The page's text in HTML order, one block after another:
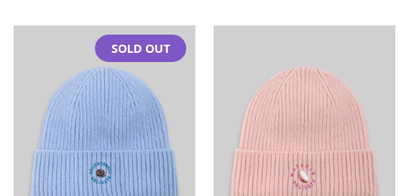
SOLD OUT